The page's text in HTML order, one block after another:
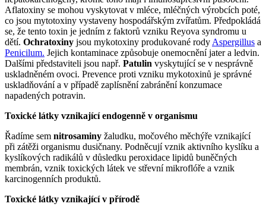
Aflatoxiny se mohou vyskytovat v mléce, mléčných výrobcích poté,
co jsou mytotoxiny vystaveny hospodářským zvířatům. Předpokládá
se, že tento toxin je jedním z faktorů vzniku Reyova syndromu u
dětí. Ochratoxiny jsou mykotoxiny produkované rody Aspergillus a
Penicilum. Jejich kontaminace způsobuje onemocnění jater a ledvin.
Dalšími představiteli jsou např. Patulin vyskytující se v nesprávně
uskladněném ovoci. Prevence proti vzniku mykotoxinů je správné
uskladňování a v případě zaplísnění zabránění konzumace
napadených potravin.
Toxické látky vznikající endogenně v organismu
Řadíme sem nitrosaminy žaludku, močového měchýře vznikající
při zátěži organismu dusičnany. Podněcují vznik aktivního kyslíku a
kyslíkových radikálů v důsledku peroxidace lipidů buněčných
membrán, vznik toxických látek ve střevní mikroflóře a vznik
karcinogenních produktů.
Toxické látky vznikající v přírodě